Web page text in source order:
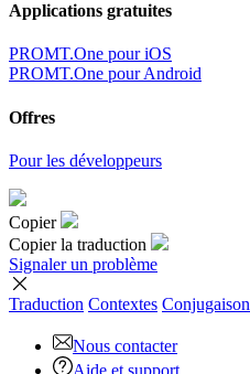
Applications gratuites
PROMT.One pour iOS
PROMT.One pour Android
Offres
Pour les développeurs
Copier
Copier la traduction
Signaler un problème
Traduction Contextes Conjugaison
Nous contacter
Aide et support